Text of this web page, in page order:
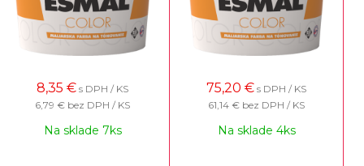
8,35 € s DPH / KS
6,79 € bez DPH / KS
Na sklade 7ks
75,20 € s DPH / KS
61,14 € bez DPH / KS
Na sklade 4ks